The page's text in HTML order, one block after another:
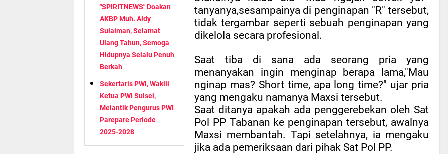
"SPIRITNEWS" Doakan
AKBP Muh. Aldy
Sulaiman, Selamat
Ulang Tahun, Semoga
Hidupnya Selalu Penuh
Berkah
Sekertaris PWI, Wakili
Ketua PWI Sulsel,
Melantik Pengurus PWI
Parepare Periode
2025-2028
tanyanya,sesampainya di penginapan "R" tersebut,
tidak tergambar seperti sebuah penginapan yang
dikelola secara profesional.
Saat tiba di sana ada seorang pria yang
menanyakan ingin menginap berapa lama,"Mau
nginap mas? Short time, apa long time?" ujar pria
yang mengaku namanya Maxsi tersebut.
Saat ditanya apakah ada penggerebekan oleh Sat
Pol PP Tabanan ke penginapan tersebut, awalnya
Maxsi membantah. Tapi setelahnya, ia mengaku
jika ada pemeriksaan dari pihak Sat Pol PP.